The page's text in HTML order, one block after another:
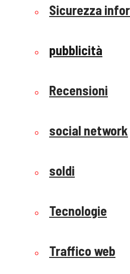
Sicurezza
pubblicità
Recensioni
social network
soldi
Tecnologie
Traffico web